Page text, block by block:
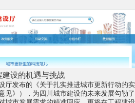
建设的机遇与挑战
厅发布的《关于扎实推进城市更新行动的实
见》），为四川城市建设的未来发展勾勒了